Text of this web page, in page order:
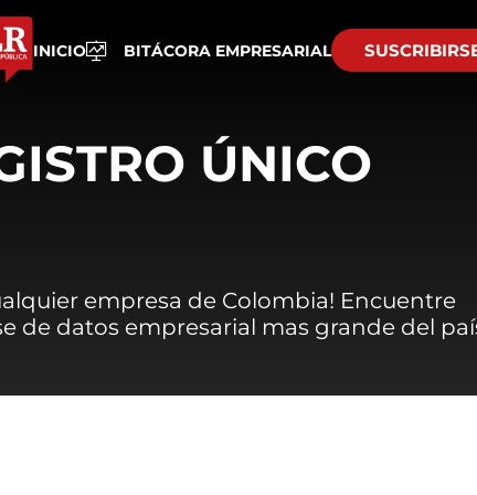
INICIO BITÁCORA EMPRESARIAL
ÚNICO
empresa de Colombia! Encuentre
de datos empresarial mas grande del